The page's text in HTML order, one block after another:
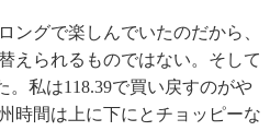
グで楽しんでいたのだから、
えられるものではない。そして
。私は118.39で買い戻すのがや
時間は上に下にとチョッピーな